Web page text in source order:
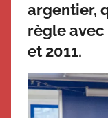
argentier,
règle
et 2011.